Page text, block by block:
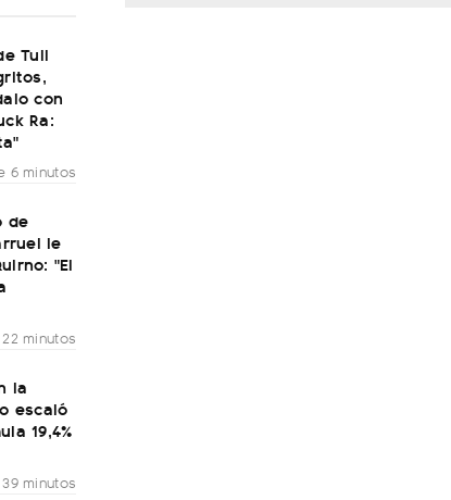
Tuli
con
Ra:
6 minutos
de
le
"El
minutos
la
escaló
19,4%
minutos